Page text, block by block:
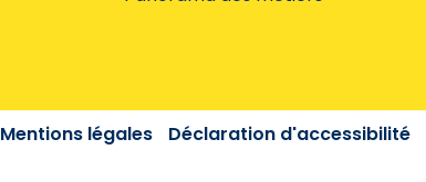
Mentions légales Déclaration d'accessibilité